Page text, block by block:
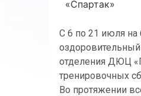
«Спартак»
С 6 по 21 июля на
оздоровительный
отделения ДЮЦ
тренировочных
Во протяжении